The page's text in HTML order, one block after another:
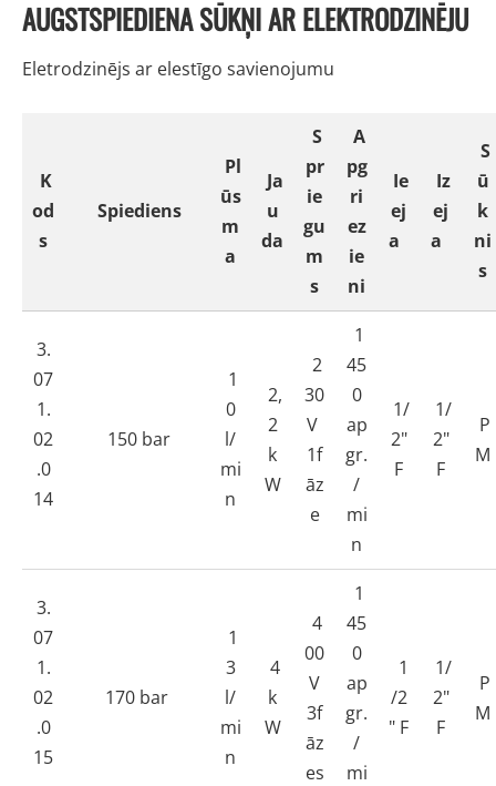
AUGSTSPIEDIENA SŪKŅI AR ELEKTRODZINĒJU
Eletrodzinējs ar elestīgo savienojumu
K
od
s
Spiediens
Pl
ūs
m
a
Ja
u
da
S
pr
ie
gu
m
s
A
pg
ri
ez
ie
ni
Ie
ej
a
Iz
ej
a
S
ū
k
ni
s
3.
07
1.
02
.0
14
150 bar
1
0
l/
mi
n
2,
2
k
W
2
30
V
1f
āz
e
1
45
0
ap
gr.
/
mi
n
1/
2"
F
1/
2"
F
P
M
3.
07
1.
02
.0
15
170 bar
1
3
l/
mi
n
4
k
W
4
00
V
3f
āz
es
1
45
0
ap
gr.
/
mi
1
/2
" F
1/
2"
F
P
M